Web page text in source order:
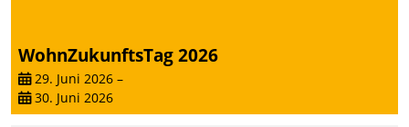
WohnZukunftsTag 2026
29. Juni 2026 –
30. Juni 2026